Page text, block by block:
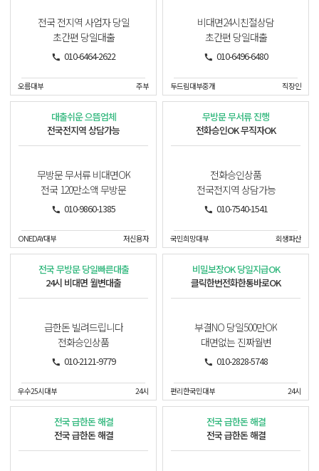
전국 전지역 사업자 당일
초간편 당일대출
010-6464-2622
오름대부 주부
비대면24시친절상담
초간편 당일대출
010-6496-6480
두드림대부중개 직장인
대출쉬운 으뜸업체
전국전지역 상담가능
무방문 무서류 비대면OK
전국 120만소액 무방문
010-9860-1385
ONEDAY대부 저신용자
무방문 무서류 진행
전화승인OK 무직자OK
전화승인상품
전국전지역 상담가능
010-7540-1541
국민희망대부 회생파산
전국 무방문 당일빠른대출
24시 비대면 월변대출
급한돈 빌려드립니다
전화승인상품
010-2121-9779
우수25시대부 24시
비밀보장OK 당일지급OK
클릭한번전화한통바로OK
부결NO 당일500만OK
대면없는 진짜월변
010-2828-5748
편리한국민대부 24시
전국 급한돈 해결
전국 급한돈 해결
전국 급한돈 해결
전국 급한돈 해결